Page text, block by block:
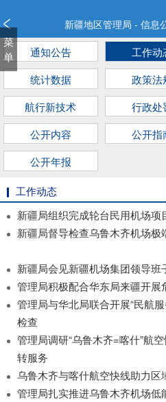
新疆地区管理局 - 信息
菜
单
通知公告 工作动
统计数据
政策法
航行新技术
行政处
公开内容
公开指
公开年报
工作动态
新疆局组织完成轮台民用机场项
新疆局督导检查乌鲁木齐机场
新疆局会见新疆机场集团领导班
管理局积极配合华东局来疆开展
管理局与华北局联合开展“民航
检查
管理局调研“乌鲁木齐=喀什”航
转服务
乌鲁木齐与喀什航空快线助力区
管理局扎实推进乌鲁木齐机场低
窗
口
打
开
障
碍
说
明
面,
按
Alt
加
波
开
导
模